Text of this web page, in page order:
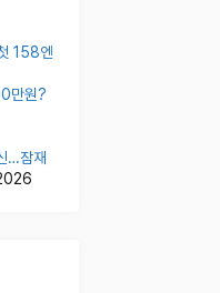
158엔
만원?
…잠재